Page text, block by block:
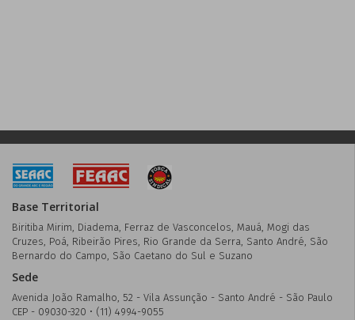
Base Territorial
Biritiba Mirim, Diadema, Ferraz de Vasconcelos, Mauá, Mogi das
Cruzes, Poá, Ribeirão Pires, Rio Grande da Serra, Santo André, São
Bernardo do Campo, São Caetano do Sul e Suzano
Sede
Avenida João Ramalho, 52 - Vila Assunção - Santo André - São Paulo
CEP - 09030-320 • (11) 4994-9055